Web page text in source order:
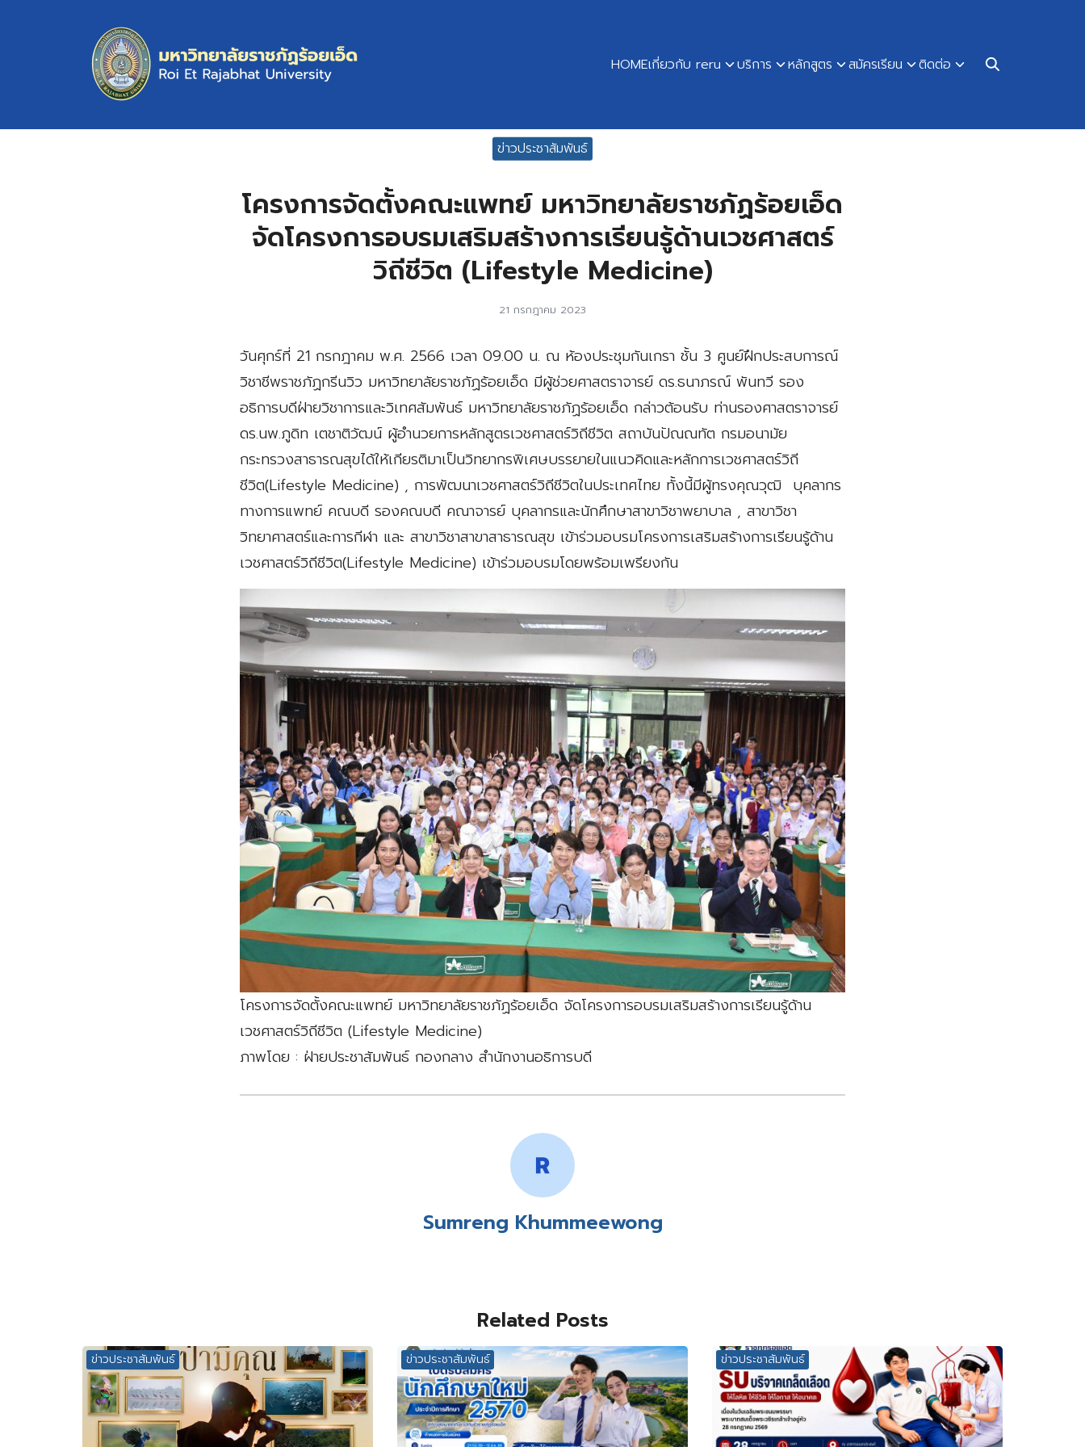
HOMEเกี่ยวกับ reru บริการ หลักสูตร สมัครเรียน ติดต่อ
ข่าวประชาสัมพันธ์
โครงการจัดตั้งคณะแพทย์ มหาวิทยาลัยราชภัฏร้อยเอ็ด
จัดโครงการอบรมเสริมสร้างการเรียนรู้ด้านเวชศาสตร์
วิถีชีวิต (Lifestyle Medicine)
21 กรกฎาคม 2023
วันศุกร์ที่ 21 กรกฎาคม พ.ศ. 2566 เวลา 09.00 น. ณ ห้องประชุมกันเกรา ชั้น 3 ศูนย์ฝึกประสบการณ์
วิชาชีพราชภัฏกรีนวิว มหาวิทยาลัยราชภัฏร้อยเอ็ด มีผู้ช่วยศาสตราจารย์ ดร.ธนาภรณ์ พันทวี รอง
อธิการบดีฝ่ายวิชาการและวิเทศสัมพันธ์ มหาวิทยาลัยราชภัฏร้อยเอ็ด กล่าวต้อนรับ ท่านรองศาสตราจารย์
ดร.นพ.ภูดิท เตชาติวัฒน์ ผู้อำนวยการหลักสูตรเวชศาสตร์วิถีชีวิต สถาบันปัณณทัต กรมอนามัย
กระทรวงสาธารณสุขได้ให้เกียรติมาเป็นวิทยากรพิเศษบรรยายในแนวคิดและหลักการเวชศาสตร์วิถี
ชีวิต(Lifestyle Medicine) , การพัฒนาเวชศาสตร์วิถีชีวิตในประเทศไทย ทั้งนี้มีผู้ทรงคุณวุฒิ บุคลากร
ทางการแพทย์ คณบดี รองคณบดี คณาจารย์ บุคลากรและนักศึกษาสาขาวิชาพยาบาล , สาขาวิชา
วิทยาศาสตร์และการกีฬา และ สาขาวิชาสาขาสาธารณสุข เข้าร่วมอบรมโครงการเสริมสร้างการเรียนรู้ด้าน
เวชศาสตร์วิถีชีวิต(Lifestyle Medicine) เข้าร่วมอบรมโดยพร้อมเพรียงกัน
โครงการจัดตั้งคณะแพทย์ มหาวิทยาลัยราชภัฏร้อยเอ็ด จัดโครงการอบรมเสริมสร้างการเรียนรู้ด้าน
เวชศาสตร์วิถีชีวิต (Lifestyle Medicine)
ภาพโดย : ฝ่ายประชาสัมพันธ์ กองกลาง สำนักงานอธิการบดี
Sumreng Khummeewong
Related Posts
ข่าวประชาสัมพันธ์ ข่าวประชาสัมพันธ์ ข่าวประชาสัมพันธ์